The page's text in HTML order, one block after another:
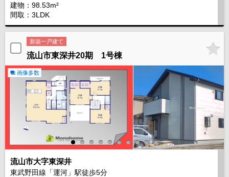
建物：98.53m²
間取：3LDK
新築一戸建て
流山市東深井20期 1号棟
画像多数
流山市大字東深井
東武野田線「運河」駅徒歩5分